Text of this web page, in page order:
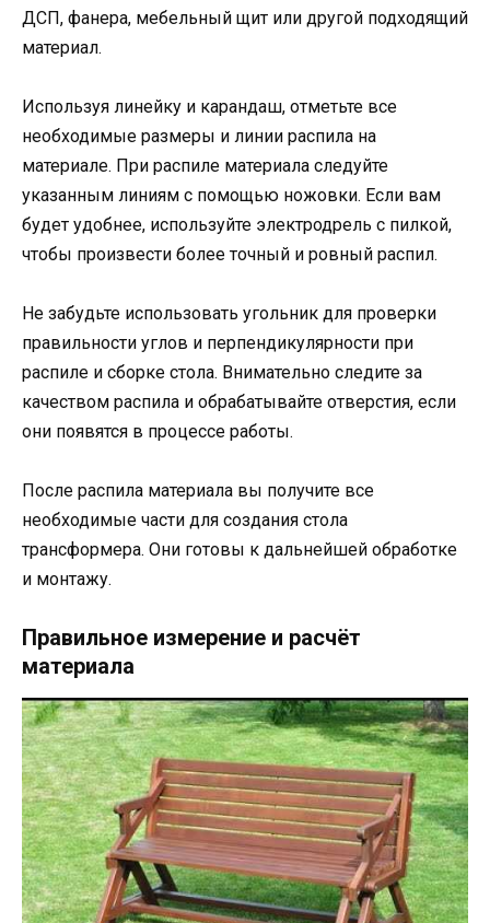
ДСП, фанера, мебельный щит или другой подходящий
материал.
Используя линейку и карандаш, отметьте все
необходимые размеры и линии распила на
материале. При распиле материала следуйте
указанным линиям с помощью ножовки. Если вам
будет удобнее, используйте электродрель с пилкой,
чтобы произвести более точный и ровный распил.
Не забудьте использовать угольник для проверки
правильности углов и перпендикулярности при
распиле и сборке стола. Внимательно следите за
качеством распила и обрабатывайте отверстия, если
они появятся в процессе работы.
После распила материала вы получите все
необходимые части для создания стола
трансформера. Они готовы к дальнейшей обработке
и монтажу.
Правильное измерение и расчёт
материала